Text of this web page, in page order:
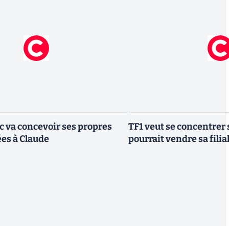
va concevoir ses propres
à Claude
TF1 veut se
pourrait vendre sa